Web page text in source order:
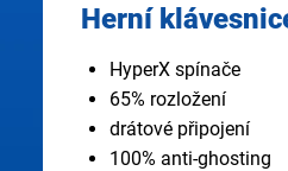
Herní
HyperX spínače
65% rozložení
drátové připojení
100% anti-ghosting